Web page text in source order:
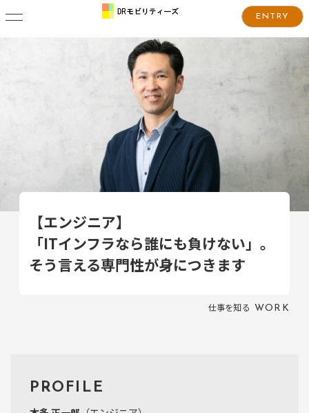
ENTRY
【エンジニア】
「ITインフラなら誰にも負けない」。
そう言える専門性が身につきます
仕事を知る WORK
PROFILE